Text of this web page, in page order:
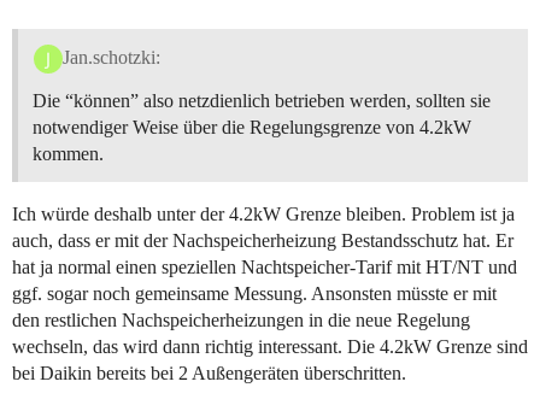
Jan.schotzki:
Die “können” also netzdienlich betrieben werden, sollten sie
notwendiger Weise über die Regelungsgrenze von 4.2kW
kommen.
Ich würde deshalb unter der 4.2kW Grenze bleiben. Problem ist ja
auch, dass er mit der Nachspeicherheizung Bestandsschutz hat. Er
hat ja normal einen speziellen Nachtspeicher-Tarif mit HT/NT und
ggf. sogar noch gemeinsame Messung. Ansonsten müsste er mit
den restlichen Nachspeicherheizungen in die neue Regelung
wechseln, das wird dann richtig interessant. Die 4.2kW Grenze sind
bei Daikin bereits bei 2 Außengeräten überschritten.